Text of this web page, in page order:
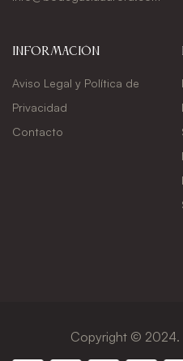
Información
Aviso Legal y Política de
Privacidad
Contacto
Copyright © 2024.